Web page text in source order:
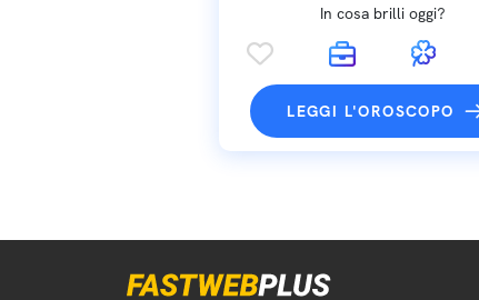
In cosa brilli oggi?
LEGGI L'OROSCOPO